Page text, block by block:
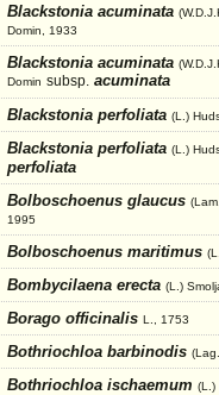
Blackstonia acuminata
Domin, 1933
Blackstonia acuminata
Domin subsp. acuminata
Blackstonia perfoliata (L.)
Blackstonia perfoliata (L.)
perfoliata
Bolboschoenus glaucus
1995
Bolboschoenus maritimus
Bombycilaena erecta (L.)
Borago officinalis L., 1753
Bothriochloa barbinodis
Bothriochloa ischaemum (L.)